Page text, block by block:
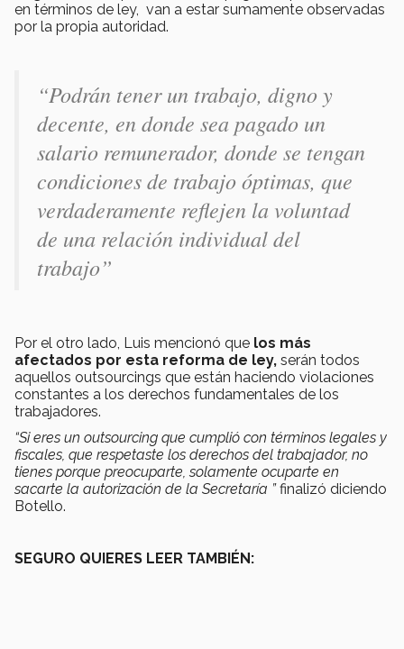
en términos de ley, van a estar sumamente observadas
por la propia autoridad.
“Podrán tener un trabajo, digno y
decente, en donde sea pagado un
salario remunerador, donde se tengan
condiciones de trabajo óptimas, que
verdaderamente reflejen la voluntad
de una relación individual del
trabajo”
Por el otro lado, Luis mencionó que los más
afectados por esta reforma de ley, serán todos
aquellos outsourcings que están haciendo violaciones
constantes a los derechos fundamentales de los
trabajadores.
“Si eres un outsourcing que cumplió con términos legales y
fiscales, que respetaste los derechos del trabajador, no
tienes porque preocuparte, solamente ocuparte en
sacarte la autorización de la Secretaría ”finalizó diciendo
Botello.
SEGURO QUIERES LEER TAMBIÉN: